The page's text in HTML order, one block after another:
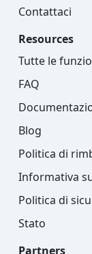
Contattaci
Resources
Tutte le
FAQ
Blog
Politica di
Informativa
Politica di
Stato
Partners